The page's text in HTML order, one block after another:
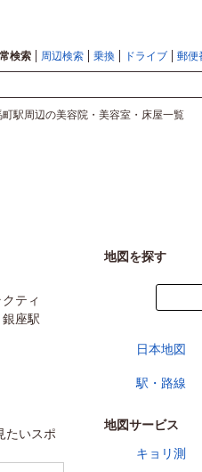
検索 周辺検索 乗換 ドライブ 郵便
町駅周辺の美容院・美容室・床屋一覧
ティ
座駅
たいスポ
地図を探す
日本地図
駅・路線
地図サービス
キョリ測